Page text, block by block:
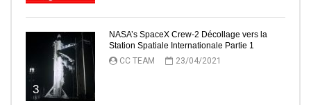
3
NASA’s SpaceX Crew-2 Décollage vers la
Station Spatiale Internationale Partie 1
CC TEAM
23/04/2021